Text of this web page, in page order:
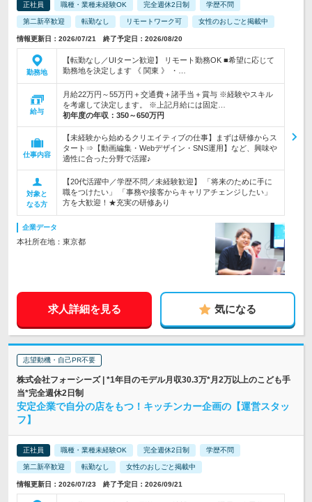
正社員 職種・業種未経験OK 完全週休2日制 学歴不問
第二新卒歓迎 転勤なし リモートワーク可 女性のおしごと掲載中
情報更新日：2026/07/21 終了予定日：2026/08/20
勤務地
【転勤なし／UIターン歓迎】 リモート勤務OK ■希望に応じて
勤務地を決定します 《 関東 》 ・…
給与
月給22万円～55万円＋交通費＋諸手当＋賞与 ※経験やスキル
を考慮して決定します。 ※上記月給には固定…
初年度の年収： 350～650万円
仕事内容
【未経験から始めるクリエイティブの仕事】まずは研修からス
タート⇒【動画編集・Webデザイン・SNS運用】など、興味や
適性に合った分野で活躍♪
対象と
なる方
【20代活躍中／学歴不問／未経験歓迎】 「将来のために手に
職をつけたい」 「事務や接客からキャリアチェンジしたい」
方を大歓迎！★充実の研修あり
企業データ
本社所在地：東京都
求人詳細を見る 気になる
志望動機・自己PR不要
株式会社フォーシーズ | *1年目のモデル月収30.3万*月2万以上のこども手
当*完全週休2日制
安定企業で自分の店をもつ！キッチンカー企画の【運営スタッ
フ】
正社員 職種・業種未経験OK 完全週休2日制 学歴不問
第二新卒歓迎 転勤なし 女性のおしごと掲載中
情報更新日：2026/07/23 終了予定日：2026/09/21